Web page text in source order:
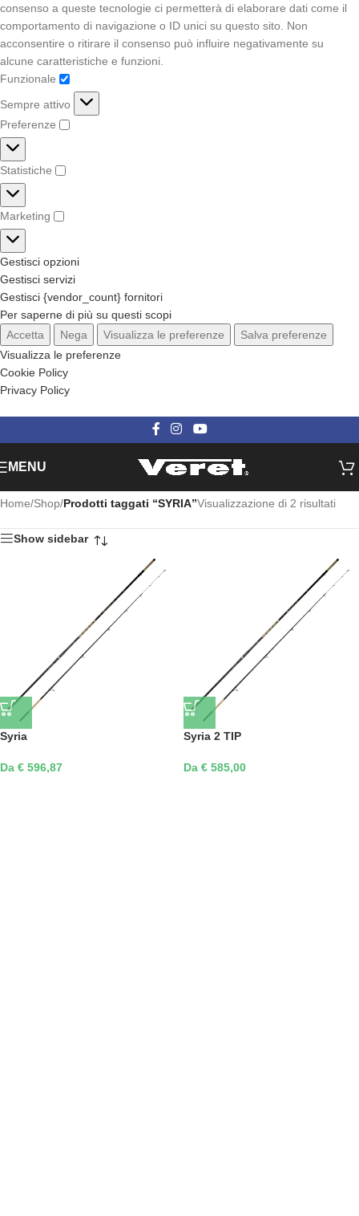
consenso a queste tecnologie ci permetterà di elaborare dati come il
comportamento di navigazione o ID unici su questo sito. Non
acconsentire o ritirare il consenso può influire negativamente su
alcune caratteristiche e funzioni.
Funzionale
Sempre attivo
Preferenze
Statistiche
Marketing
Gestisci opzioni
Gestisci servizi
Gestisci {vendor_count} fornitori
Per saperne di più su questi scopi
Accetta
Nega Visualizza le preferenze
Salva preferenze
Visualizza le preferenze
Cookie Policy
Privacy Policy
MENU Categorie
Home/Shop/Prodotti taggati “SYRIA”Visualizzazione di 2 risultati
Show sidebar
Syria
Da € 596,87
Syria 2 TIP
Da € 585,00